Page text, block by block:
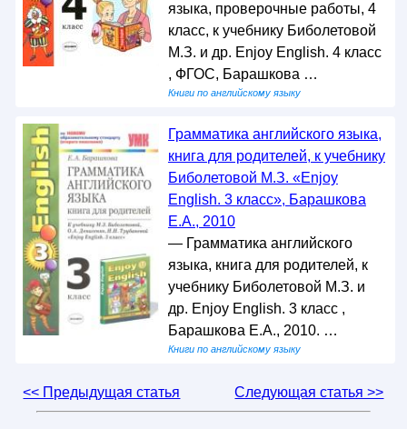
языка, проверочные работы, 4
класс, к учебнику Биболетовой
М.З. и др. Enjoy English. 4 класс
, ФГОС, Барашкова …
Книги по английскому языку
Грамматика английского языка,
книга для родителей, к учебнику
Биболетовой М.З. «Enjoy
English. 3 класс», Барашкова
Е.А., 2010
— Грамматика английского
языка, книга для родителей, к
учебнику Биболетовой М.З. и
др. Enjoy English. 3 класс ,
Барашкова Е.А., 2010. …
Книги по английскому языку
<< Предыдущая статья Следующая статья >>